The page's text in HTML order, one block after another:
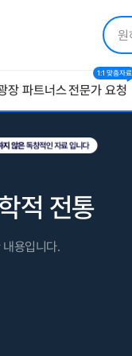
장 파트너스전문가 요청
1:1 맞춤자료
적 전통
용입니다.